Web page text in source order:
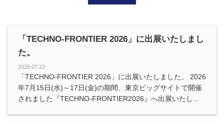
「TECHNO-FRONTIER 2026」に出展いたしまし
た。
2026.07.23
「TECHNO-FRONTIER 2026」に出展いたしました。 2026
年7月15日(水)～17日(金)の期間、東京ビッグサイトで開催
されました『TECHNO-FRONTIER2026』へ出展いたし...